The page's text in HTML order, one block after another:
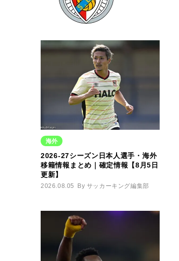
海外
2026-27シーズン日本人選手・海外
移籍情報まとめ｜確定情報【8月5日
更新】
2026.08.05 By サッカーキング編集部